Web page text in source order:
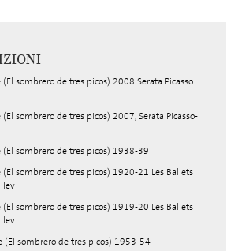
sombrero de tres picos) 2008 Serata Picasso
sombrero de tres picos) 2007, Serata Picasso-
sombrero de tres picos) 1938-39
sombrero de tres picos) 1920-21 Les Ballets
sombrero de tres picos) 1919-20 Les Ballets
(El sombrero de tres picos) 1953-54